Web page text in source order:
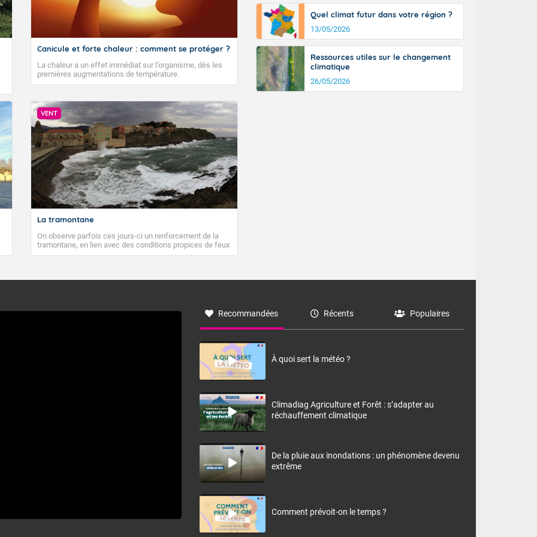
Canicule et forte chaleur : comment se protéger ?
La chaleur a un effet immédiat sur l’organisme, dès les
premières augmentations de température.
VENT
La tramontane
On observe parfois ces jours-ci un renforcement de la
tramontane, en lien avec des conditions propices de feux
de forêt. Mais qu'est-ce que la tramontane ? Quelles sont
à nord-ouest, dans un secteur qui part du Roussillon à la
monts, en allusion aux régions montagneuses d’où
Quel climat futur dans votre région ?
13/05/2026
Ressources utiles sur le changement
climatique
26/05/2026
Recommandées Récents Populaires
À quoi sert la météo ?
Climadiag Agriculture et Forêt : s’adapter au
réchauffement climatique
De la pluie aux inondations : un phénomène devenu
extrême
Comment prévoit-on le temps ?